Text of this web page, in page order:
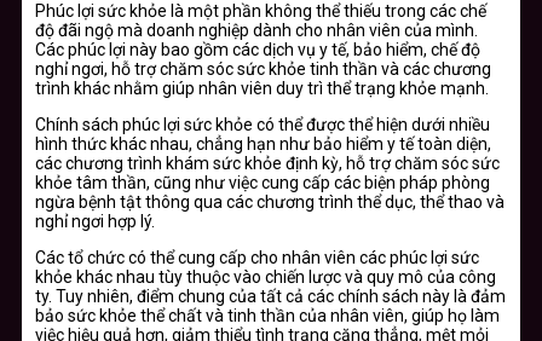
Phúc lợi sức khỏe là một phần không thể thiếu trong các chế
độ đãi ngộ mà doanh nghiệp dành cho nhân viên của mình.
Các phúc lợi này bao gồm các dịch vụ y tế, bảo hiểm, chế độ
nghỉ ngơi, hỗ trợ chăm sóc sức khỏe tinh thần và các chương
trình khác nhằm giúp nhân viên duy trì thể trạng khỏe mạnh.
Chính sách phúc lợi sức khỏe có thể được thể hiện dưới nhiều
hình thức khác nhau, chẳng hạn như bảo hiểm y tế toàn diện,
các chương trình khám sức khỏe định kỳ, hỗ trợ chăm sóc sức
khỏe tâm thần, cũng như việc cung cấp các biện pháp phòng
ngừa bệnh tật thông qua các chương trình thể dục, thể thao và
nghỉ ngơi hợp lý.
Các tổ chức có thể cung cấp cho nhân viên các phúc lợi sức
khỏe khác nhau tùy thuộc vào chiến lược và quy mô của công
ty. Tuy nhiên, điểm chung của tất cả các chính sách này là đảm
bảo sức khỏe thể chất và tinh thần của nhân viên, giúp họ làm
việc hiệu quả hơn, giảm thiểu tình trạng căng thẳng, mệt mỏi